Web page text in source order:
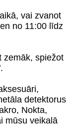
vai zvanot
no 11:00 līdz
zemāk, spiežot
detektorus
Nokta,
mūsu veikalā